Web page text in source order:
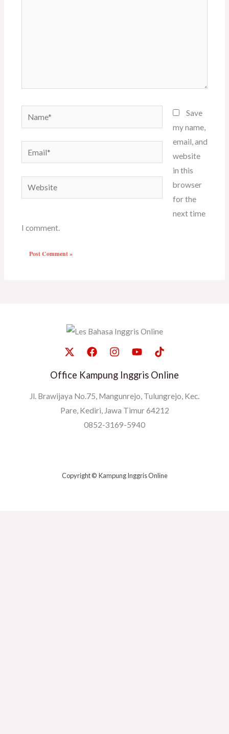
Name*
Email*
Website
Save
my name,
email, and
website
in this
browser
for the
next time
I comment.
Office Kampung Inggris Online
Jl. Brawijaya No.75, Mangunrejo, Tulungrejo, Kec.
Pare, Kediri, Jawa Timur 64212
0852-3169-5940
Copyright © Kampung Inggris Online